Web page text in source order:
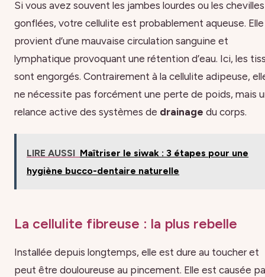
Si vous avez souvent les jambes lourdes ou les chevilles
gonflées, votre cellulite est probablement aqueuse. Elle
provient d’une mauvaise circulation sanguine et
lymphatique provoquant une rétention d’eau. Ici, les
sont engorgés. Contrairement à la cellulite adipeuse,
ne nécessite pas forcément une perte de poids, mais
relance active des systèmes de drainage du corps.
LIRE AUSSI Maîtriser le siwak : 3 étapes pour une
hygiène bucco-dentaire naturelle
La cellulite fibreuse : la plus rebelle
Installée depuis longtemps, elle est dure au toucher et
peut être douloureuse au pincement. Elle est causée